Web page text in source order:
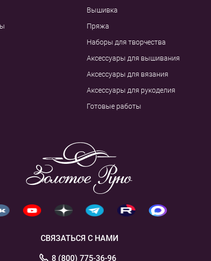
Вышивка
Пряжа
Наборы для творчества
Аксессуары для вышивания
Аксессуары для вязания
Аксессуары для рукоделия
Готовые работы
СВЯЗАТЬСЯ С НАМИ
8 (800) 775-36-96